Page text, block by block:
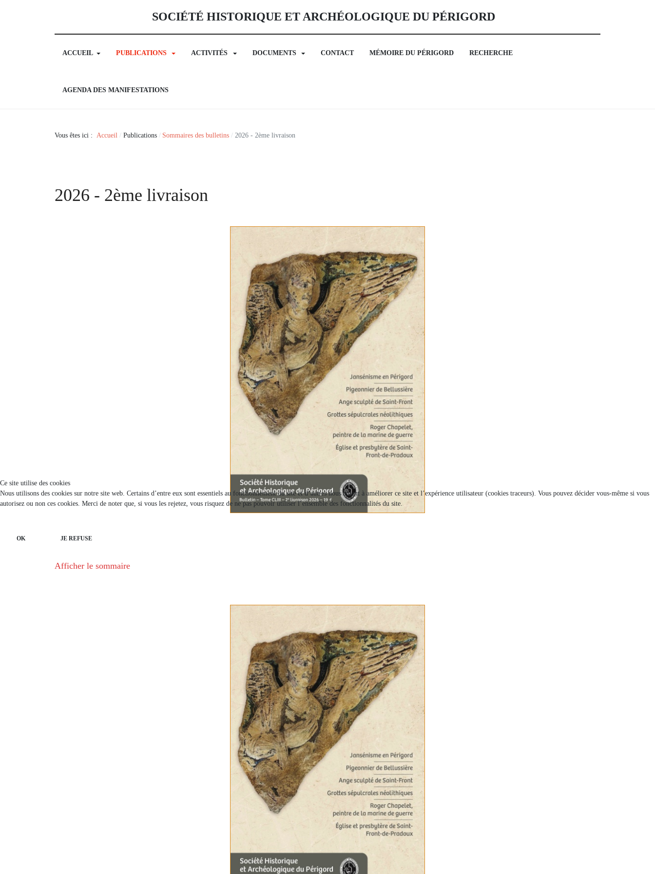
SOCIÉTÉ HISTORIQUE ET ARCHÉOLOGIQUE DU PÉRIGORD
ACCUEIL PUBLICATIONS ACTIVITÉS DOCUMENTS CONTACT MÉMOIRE DU PÉRIGORD RECHERCHE
AGENDA DES MANIFESTATIONS
Vous êtes ici : Accueil Publications Sommaires des bulletins 2026 - 2ème livraison
2026 - 2ème livraison
Afficher le sommaire
Ce site utilise des cookies
Nous utilisons des cookies sur notre site web. Certains d’entre eux sont essentiels au fonctionnement du site et d’autres nous aident à améliorer ce site et l’expérience utilisateur (cookies traceurs). Vous pouvez décider vous-même si vous
autorisez ou non ces cookies. Merci de noter que, si vous les rejetez, vous risquez de ne pas pouvoir utiliser l’ensemble des fonctionnalités du site.
OK JE REFUSE